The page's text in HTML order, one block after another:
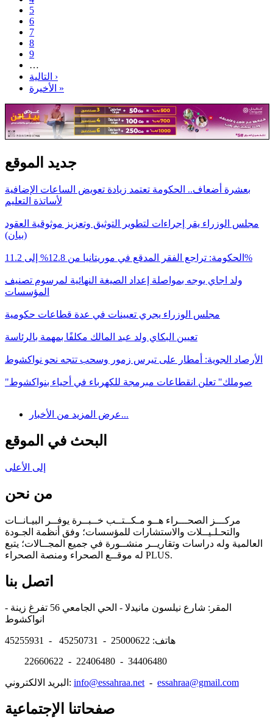
5
6
7
8
9
…
التالية ›
الأخيرة »
جديد الموقع
بعشرة أضعاف.. الحكومة تعتمد زيادة تعويض الساعات الإضافية
لأساتذة التعليم
مجلس الوزراء يقر إجراءات لتطوير التوثيق وتعزيز موثوقية العقود
(بيان)
الحكومة: تراجع الفقر المدقع في موريتانيا من 12.8% إلى 11.2%
ولد اجاي يوجه بمواصلة إعداد الصيغة النهائية لمرسوم تصنيف
المؤسسات
مجلس الوزراء يجري تعيينات في عدة قطاعات حكومية
تعيين البكاي ولد عبد المالك مكلفًا بمهمة بالرئاسة
الأرصاد الجوية: أمطار على تيرس زمور وسحب تتجه نحو نواكشوط
"صوملك" تعلن انقطاعات مبرمجة للكهرباء في أحياء بنواكشوط
عرض المزيد من الأخبار...
البحث في الموقع
إلى الأعلى
من نحن
مركـــز الصحـــراء هــو مـكــتــب خــبــرة يوفــر البيـانــات
والتحـلـيــلات والاستشارات للمؤسسات؛ وفق أنظمة الجـودة
العالمية وله دراسات وتقاريــر منشــورة في جميع المجــالات؛ يتبع
له موقــع الصحراء ومنصة الصحراء PLUS.
اتصل بنا
المقر: شارع نيلسون مانيدلا - الحي الجامعي 56 تفرغ زينة -
هاتف: 25000622 - 45250731 - 45255931
22660622 - 22406480 - 34406480
البريد الالكتروني: info@essahraa.net- essahraa@gmail.com
صفحاتنا الإجتماعية